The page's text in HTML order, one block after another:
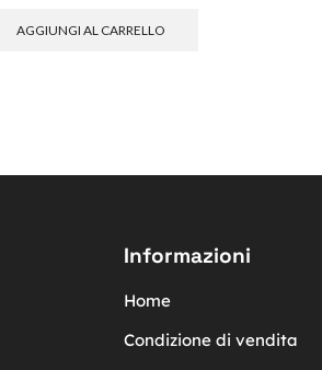
AGGIUNGI AL CARRELLO
Informazioni
Home
Condizione di vendita